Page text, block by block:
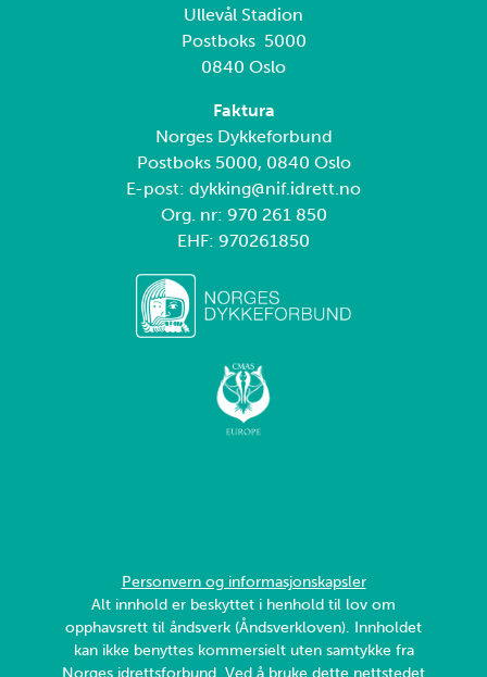
Ullevål Stadion
Postboks 5000
0840 Oslo
Faktura
Norges Dykkeforbund
Postboks 5000, 0840 Oslo
E-post: dykking@nif.idrett.no
Org. nr: 970 261 850
EHF: 970261850
Personvern og informasjonskapsler
Alt innhold er beskyttet i henhold til lov om
opphavsrett til åndsverk (Åndsverkloven). Innholdet
kan ikke benyttes kommersielt uten samtykke fra